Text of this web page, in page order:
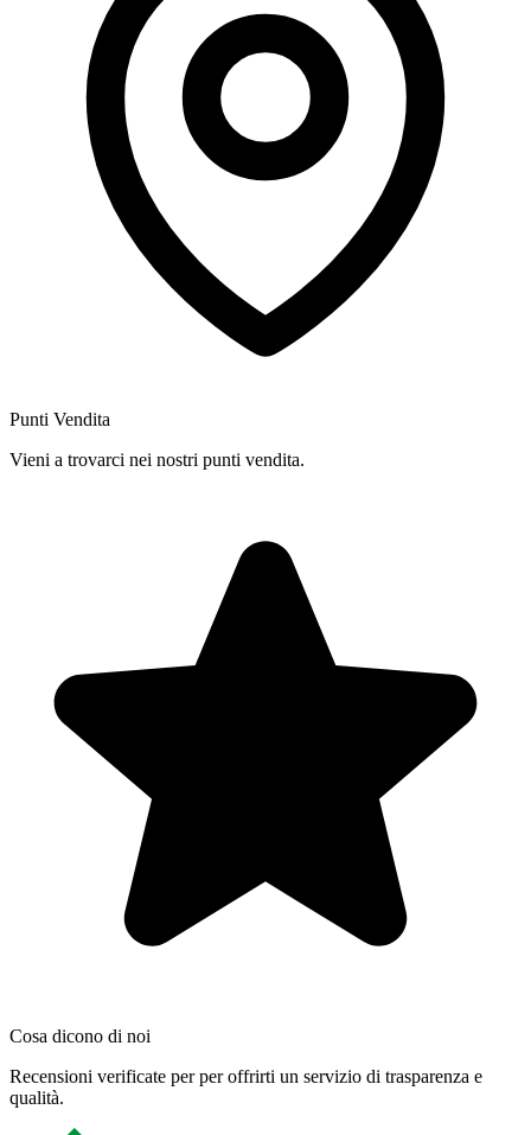
Punti Vendita
Vieni a trovarci nei nostri punti vendita.
Cosa dicono di noi
Recensioni verificate per per offrirti un servizio di trasparenza e
qualità.